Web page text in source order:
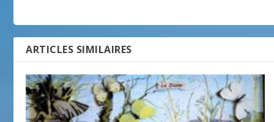
ARTICLES SIMILAIRES